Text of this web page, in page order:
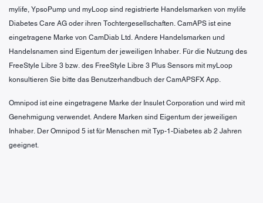
mylife, YpsoPump und myLoop sind registrierte Handelsmarken von mylife
Diabetes Care AG oder ihren Tochtergesellschaften. CamAPS ist eine
eingetragene Marke von CamDiab Ltd. Andere Handelsmarken und
Handelsnamen sind Eigentum der jeweiligen Inhaber. Für die Nutzung des
FreeStyle Libre 3 bzw. des FreeStyle Libre 3 Plus Sensors mit myLoop
konsultieren Sie bitte das Benutzerhandbuch der CamAPSFX App.
Omnipod ist eine eingetragene Marke der Insulet Corporation und wird mit
Genehmigung verwendet. Andere Marken sind Eigentum der jeweiligen
Inhaber. Der Omnipod 5 ist für Menschen mit Typ-1-Diabetes ab 2 Jahren
geeignet.